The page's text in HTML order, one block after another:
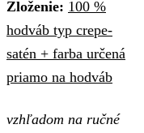
Zloženie: 100 %
hodváb typ crepe-
satén + farba určená
priamo na hodváb
vzhľadom na ručné